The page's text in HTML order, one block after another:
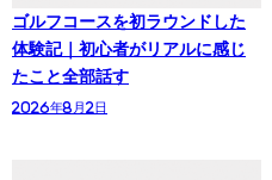
ゴルフコースを初ラウンドした
体験記｜初心者がリアルに感じ
たこと全部話す
2026年8月2日